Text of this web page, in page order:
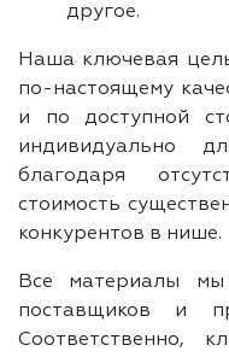
другое.
Наша ключевая
по-настоящему
и по доступной
индивидуально
благодаря
стоимость
конкурентов в нише.
Все материалы
поставщиков и
Соответственно,